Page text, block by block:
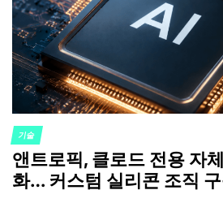
POSTED
IN
기술
앤트로픽, 클로드 전용 자
화… 커스텀 실리콘 조직